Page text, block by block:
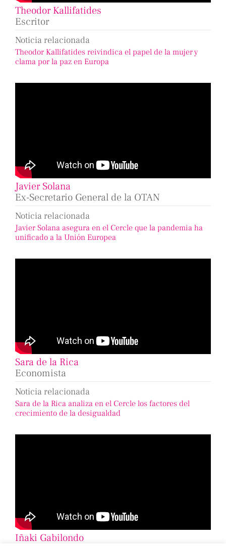
Theodor Kallifatides
Escritor
Noticia relacionada
Theodor Kallifatides reivindica el papel de la mujer y
clama por la paz en Europa
Javier Solana
Ex-Secretario General de la OTAN
Noticia relacionada
Javier Solana asegura en el Cercle que la pandemia ha
unificado a la Unión Europea
Sara de la Rica
Economista
Noticia relacionada
Sara de la Rica analiza en el Cercle los factores del
crecimiento de la desigualdad
Iñaki Gabilondo